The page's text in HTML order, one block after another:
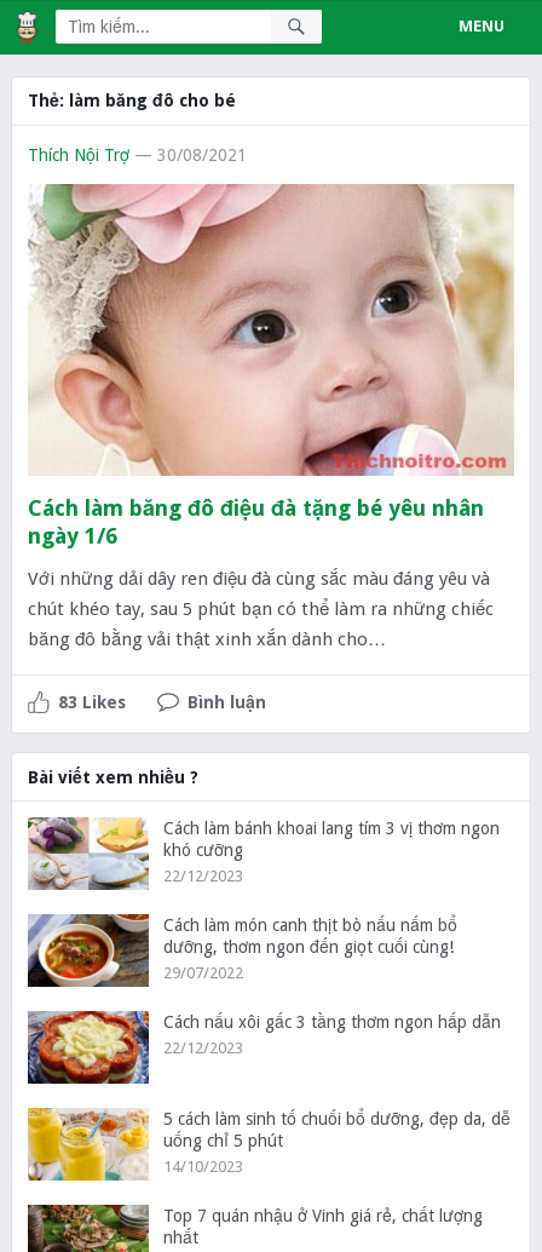
MENU
Thẻ: làm băng đô cho bé
Thích Nội Trợ — 30/08/2021
Cách làm băng đô điệu đà tặng bé yêu nhân
ngày 1/6
Với những dải dây ren điệu đà cùng sắc màu đáng yêu và
chút khéo tay, sau 5 phút bạn có thể làm ra những chiếc
băng đô bằng vải thật xinh xắn dành cho…
83 Likes Bình luận
Bài viết xem nhiều ?
Cách làm bánh khoai lang tím 3 vị thơm ngon
khó cưỡng
22/12/2023
Cách làm món canh thịt bò nấu nấm bổ
dưỡng, thơm ngon đến giọt cuối cùng!
29/07/2022
Cách nấu xôi gấc 3 tầng thơm ngon hấp dẫn
22/12/2023
5 cách làm sinh tố chuối bổ dưỡng, đẹp da, dễ
uống chỉ 5 phút
14/10/2023
Top 7 quán nhậu ở Vinh giá rẻ, chất lượng
nhất